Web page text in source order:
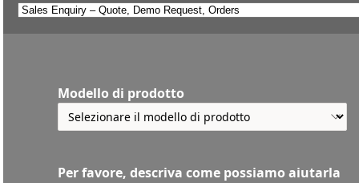
Modello di prodotto
Per favore, descriva come possiamo aiutarla